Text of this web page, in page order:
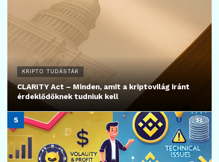
KRIPTO TUDÁSTÁR
CLARITY Act – Minden, amit a kriptovilág iránt
érdeklődőknek tudniuk kell